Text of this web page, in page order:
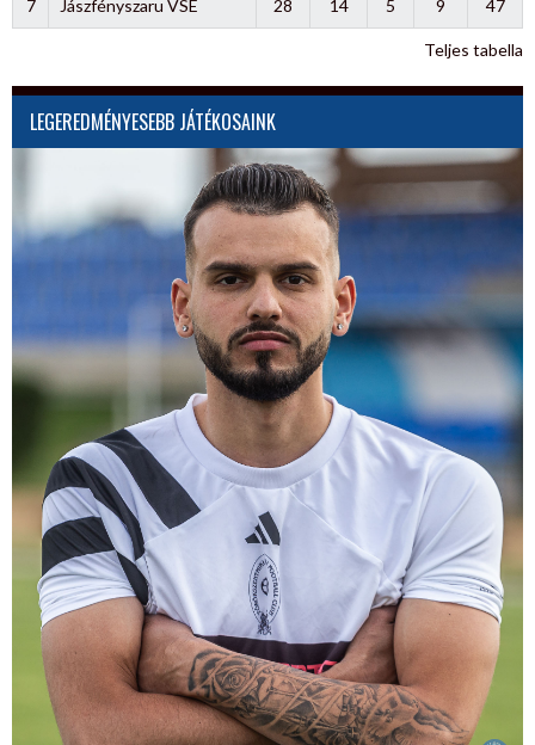
7 Jászfényszaru VSE 28 14 5 9 47
Teljes tabella
LEGEREDMÉNYESEBB JÁTÉKOSAINK